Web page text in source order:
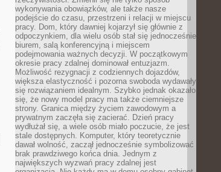
wykonywania obowiązków, ale także nasze
podejście do czasu, przestrzeni i relacji w miejscu
pracy. Dom, który dawniej kojarzył się głównie z
odpoczynkiem, dla wielu osób stał się jednocześnie
biurem, salą konferencyjną i miejscem
podejmowania ważnych decyzji. W początkowym
okresie pracy zdalnej dominował entuzjazm.
Możliwość rezygnacji z codziennych dojazdów,
większa elastyczność i pozorna swoboda wydawały
się rozwiązaniem idealnym. Szybko jednak okazało
się, że nowy model pracy ma także ciemniejsze
strony. Granica między życiem zawodowym a
prywatnym zaczęła się zacierać. Dzień pracy
wydłużał się, a wiele osób miało poczucie, że jest
stale dostępnych. Komputer, który teoretycznie
dawał wolność, zaczął jednocześnie symbolizować
brak prawdziwego końca dnia. Jednym z
największych wyzwań pracy zdalnej jest